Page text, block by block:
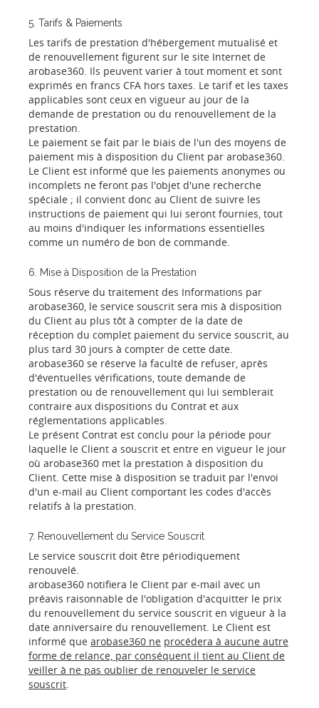
5. Tarifs & Paiements
Les tarifs de prestation d'hébergement mutualisé et
de renouvellement figurent sur le site Internet de
arobase360. Ils peuvent varier à tout moment et sont
exprimés en francs CFA hors taxes. Le tarif et les taxes
applicables sont ceux en vigueur au jour de la
demande de prestation ou du renouvellement de la
prestation.
Le paiement se fait par le biais de l'un des moyens de
paiement mis à disposition du Client par arobase360.
Le Client est informé que les paiements anonymes ou
incomplets ne feront pas l'objet d'une recherche
spéciale ; il convient donc au Client de suivre les
instructions de paiement qui lui seront fournies, tout
au moins d'indiquer les informations essentielles
comme un numéro de bon de commande.
6. Mise à Disposition de la Prestation
Sous réserve du traitement des Informations par
arobase360, le service souscrit sera mis à disposition
du Client au plus tôt à compter de la date de
réception du complet paiement du service souscrit, au
plus tard 30 jours à compter de cette date.
arobase360 se réserve la faculté de refuser, après
d'éventuelles vérifications, toute demande de
prestation ou de renouvellement qui lui semblerait
contraire aux dispositions du Contrat et aux
réglementations applicables.
Le présent Contrat est conclu pour la période pour
laquelle le Client a souscrit et entre en vigueur le jour
où arobase360 met la prestation à disposition du
Client. Cette mise à disposition se traduit par l'envoi
d'un e-mail au Client comportant les codes d'accès
relatifs à la prestation.
7. Renouvellement du Service Souscrit
Le service souscrit doit être périodiquement
renouvelé.
arobase360 notifiera le Client par e-mail avec un
préavis raisonnable de l'obligation d'acquitter le prix
du renouvellement du service souscrit en vigueur à la
date anniversaire du renouvellement. Le Client est
informé que arobase360 ne procédera à aucune autre
forme de relance, par conséquent il tient au Client de
veiller à ne pas oublier de renouveler le service
souscrit.